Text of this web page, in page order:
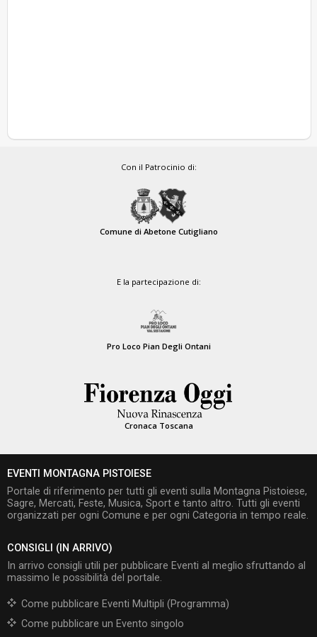
Con il Patrocinio di:
Comune di Abetone Cutigliano
E la partecipazione di:
Pro Loco Pian Degli Ontani
Cronaca Toscana
EVENTI MONTAGNA PISTOIESE
Portale di riferimento per tutti gli eventi sulla Montagna Pistoiese,
Sagre, Mercati, Feste, Musica, Sport e tanto altro. Tutti gli eventi
organizzati per ogni Comune e per ogni Categoria in tempo reale.
CONSIGLI (IN ARRIVO)
In arrivo consigli utili per pubblicare Eventi al meglio sfruttando al
massimo le possibilità del portale.
Come pubblicare Eventi Multipli (Programma)
Come pubblicare un Evento singolo